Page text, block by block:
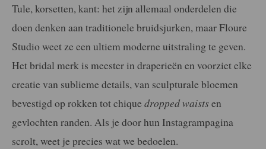
Tule, korsetten, kant: het zijn allemaal onderdelen die
doen denken aan traditionele bruidsjurken, maar Floure
Studio weet ze een ultiem moderne uitstraling te geven.
Het bridal merk is meester in draperieën en voorziet elke
creatie van sublieme details, van sculpturale bloemen
bevestigd op rokken tot chique dropped waistsen
gevlochten randen. Als je door hun Instagrampagina
scrolt, weet je precies wat we bedoelen.